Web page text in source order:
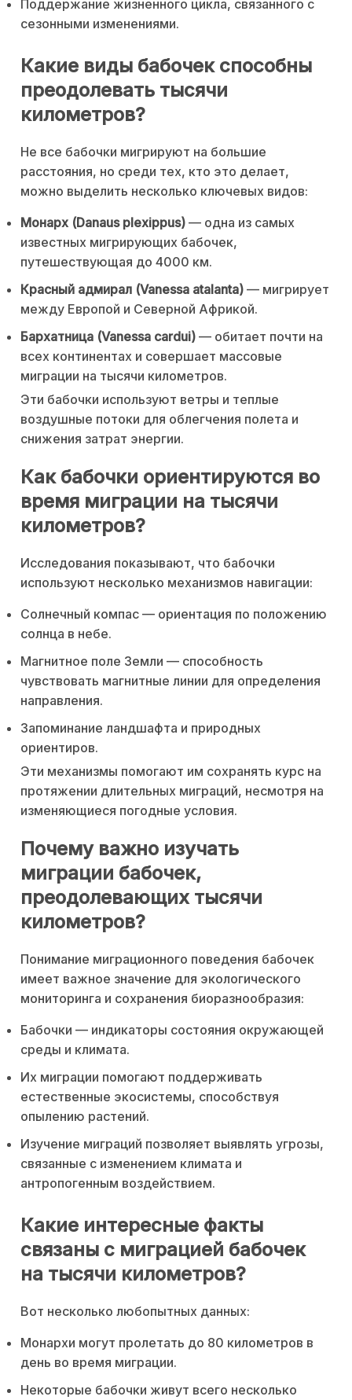
Поддержание жизненного цикла, связанного с
сезонными изменениями.
Какие виды бабочек способны
преодолевать тысячи
километров?
Не все бабочки мигрируют на большие
расстояния, но среди тех, кто это делает,
можно выделить несколько ключевых видов:
Монарх (Danaus plexippus) — одна из самых
известных мигрирующих бабочек,
путешествующая до 4000 км.
Красный адмирал (Vanessa atalanta) — мигрирует
между Европой и Северной Африкой.
Бархатница (Vanessa cardui) — обитает почти на
всех континентах и совершает массовые
миграции на тысячи километров.
Эти бабочки используют ветры и теплые
воздушные потоки для облегчения полета и
снижения затрат энергии.
Как бабочки ориентируются во
время миграции на тысячи
километров?
Исследования показывают, что бабочки
используют несколько механизмов навигации:
Солнечный компас — ориентация по положению
солнца в небе.
Магнитное поле Земли — способность
чувствовать магнитные линии для определения
направления.
Запоминание ландшафта и природных
ориентиров.
Эти механизмы помогают им сохранять курс на
протяжении длительных миграций, несмотря на
изменяющиеся погодные условия.
Почему важно изучать
миграции бабочек,
преодолевающих тысячи
километров?
Понимание миграционного поведения бабочек
имеет важное значение для экологического
мониторинга и сохранения биоразнообразия:
Бабочки — индикаторы состояния окружающей
среды и климата.
Их миграции помогают поддерживать
естественные экосистемы, способствуя
опылению растений.
Изучение миграций позволяет выявлять угрозы,
связанные с изменением климата и
антропогенным воздействием.
Какие интересные факты
связаны с миграцией бабочек
на тысячи километров?
Вот несколько любопытных данных:
Монархи могут пролетать до 80 километров в
день во время миграции.
Некоторые бабочки живут всего несколько